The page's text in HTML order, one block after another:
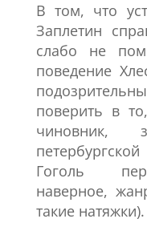
В том, что
Заплетин
слабо не
поведение
поверить в
чиновник,
Гоголь
наверное,
такие натяжки).